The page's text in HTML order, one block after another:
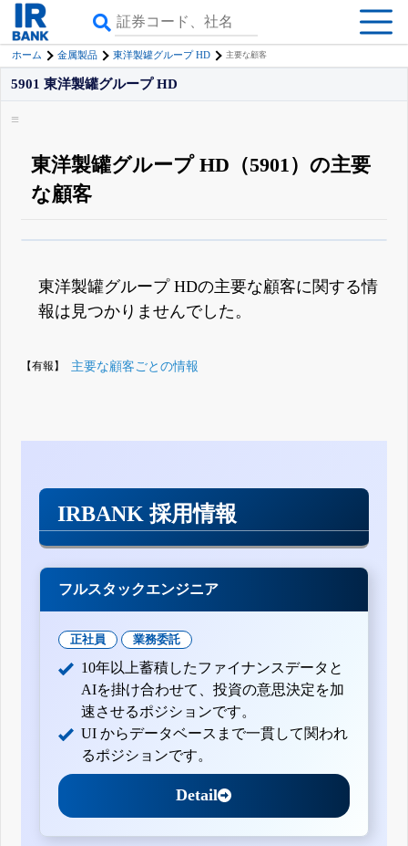
ホーム 金属製品 東洋製罐グループ HD 主要な顧客
5901 東洋製罐グループ HD
東洋製罐グループ HD（5901）の主要
な顧客
登録すると永久30%OFFと米株版の先行利用も付きます
東洋製罐グループ HDの主要な顧客に関する情
報は見つかりませんでした。
【有報】 主要な顧客ごとの情報
IRBANK 採用情報
フルスタックエンジニア
正社員 業務委託
10年以上蓄積したファイナンスデータと
AIを掛け合わせて、投資の意思決定を加
速させるポジションです。
UI からデータベースまで一貫して関われ
るポジションです。
Detail